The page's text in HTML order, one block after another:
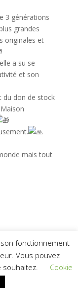
3 générations
grandes
originales et
a su se
et son
du don de stock
mais tout
par
fonctionnement
Vous pouvez
souhaitez.
Cookie